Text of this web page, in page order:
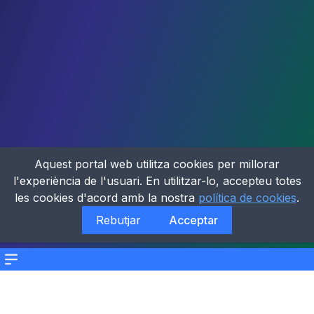
Menu
Aquest portal web utilitza cookies per millorar
l'experiència de l'usuari. En utilitzar-lo, accepteu totes
les cookies d'acord amb la nostra política de cookies.
Rebutjar
Acceptar